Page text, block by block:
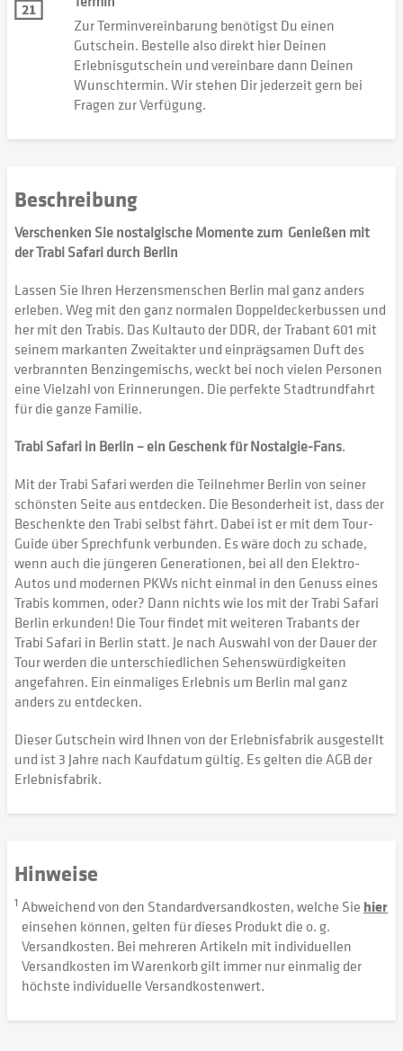
Zur Terminvereinbarung benötigst Du einen
Gutschein. Bestelle also direkt hier Deinen
Erlebnisgutschein und vereinbare dann Deinen
Wunschtermin. Wir stehen Dir jederzeit gern bei
Fragen zur Verfügung.
Beschreibung
Verschenken Sie nostalgische Momente zum Genießen mit
der Trabi Safari durch Berlin
Lassen Sie Ihren Herzensmenschen Berlin mal ganz anders
erleben. Weg mit den ganz normalen Doppeldeckerbussen und
her mit den Trabis. Das Kultauto der DDR, der Trabant 601 mit
seinem markanten Zweitakter und einprägsamen Duft des
verbrannten Benzingemischs, weckt bei noch vielen Personen
eine Vielzahl von Erinnerungen. Die perfekte Stadtrundfahrt
für die ganze Familie.
Trabi Safari in Berlin – ein Geschenk für Nostalgie-Fans.
Mit der Trabi Safari werden die Teilnehmer Berlin von seiner
schönsten Seite aus entdecken. Die Besonderheit ist, dass der
Beschenkte den Trabi selbst fährt. Dabei ist er mit dem Tour-
Guide über Sprechfunk verbunden. Es wäre doch zu schade,
wenn auch die jüngeren Generationen, bei all den Elektro-
Autos und modernen PKWs nicht einmal in den Genuss eines
Trabis kommen, oder? Dann nichts wie los mit der Trabi Safari
Berlin erkunden! Die Tour findet mit weiteren Trabants der
Trabi Safari in Berlin statt. Je nach Auswahl von der Dauer der
Tour werden die unterschiedlichen Sehenswürdigkeiten
angefahren. Ein einmaliges Erlebnis um Berlin mal ganz
anders zu entdecken.
Dieser Gutschein wird Ihnen von der Erlebnisfabrik ausgestellt
und ist 3 Jahre nach Kaufdatum gültig. Es gelten die AGB der
Erlebnisfabrik.
Hinweise
1 Abweichend von den Standardversandkosten, welche Sie hier
einsehen können, gelten für dieses Produkt die o. g.
Versandkosten. Bei mehreren Artikeln mit individuellen
Versandkosten im Warenkorb gilt immer nur einmalig der
höchste individuelle Versandkostenwert.